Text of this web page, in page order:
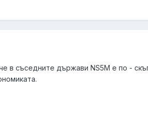
в съседните държави NS5M е по -